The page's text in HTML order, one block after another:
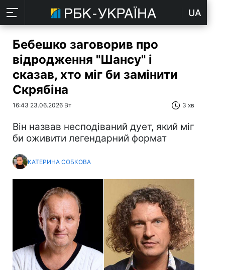
UA
Бебешко заговорив про
відродження "Шансу" і
сказав, хто міг би замінити
Скрябіна
16:43 23.06.2026 Вт 3 хв
Він назвав несподіваний дует, який міг
би оживити легендарний формат
КАТЕРИНА СОБКОВА